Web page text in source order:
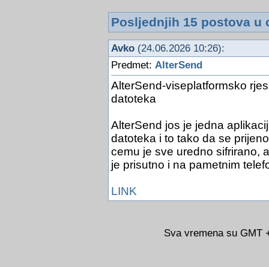
Posljednjih 15 postova u
Avko(24.06.2026 10:26):
Predmet: AlterSend
AlterSend-viseplatformsko
datoteka
AlterSend jos je jedna
datoteka i to tako da se
cemu je sve uredno sifrirano,
je prisutno i na pametnim
LINK
Sva vremena su GMT